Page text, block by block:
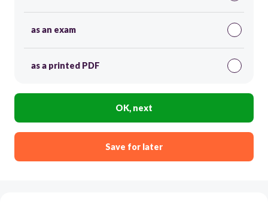
as an exam
as a printed PDF
OK, next
Save for later